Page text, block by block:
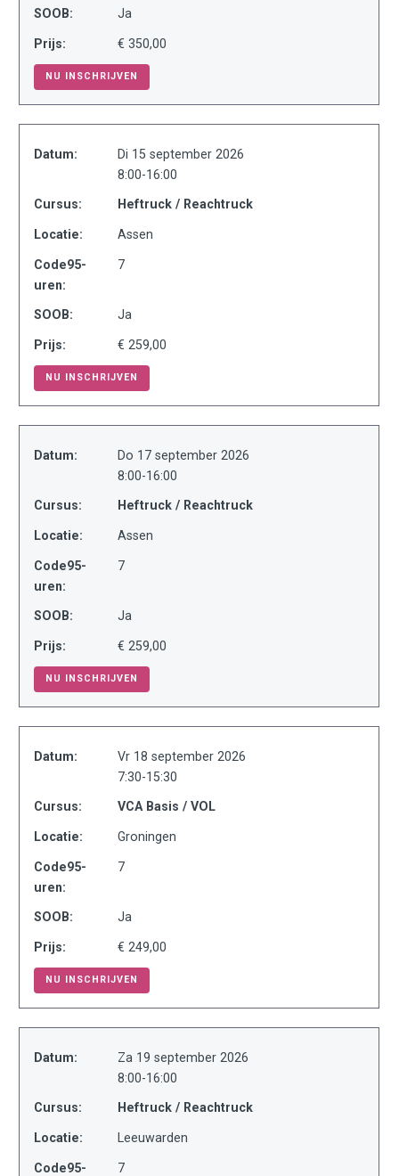
SOOB: Ja
Prijs: € 350,00
NU INSCHRIJVEN
Datum:
Di 15 september 2026
8:00-16:00
Cursus: Heftruck / Reachtruck
Locatie: Assen
Code95-
uren:
7
SOOB: Ja
Prijs: € 259,00
NU INSCHRIJVEN
Datum:
Do 17 september 2026
8:00-16:00
Cursus: Heftruck / Reachtruck
Locatie: Assen
Code95-
uren:
7
SOOB: Ja
Prijs: € 259,00
NU INSCHRIJVEN
Datum:
Vr 18 september 2026
7:30-15:30
Cursus: VCA Basis / VOL
Locatie: Groningen
Code95-
uren:
7
SOOB: Ja
Prijs: € 249,00
NU INSCHRIJVEN
Datum:
Za 19 september 2026
8:00-16:00
Cursus: Heftruck / Reachtruck
Locatie: Leeuwarden
Code95-
7